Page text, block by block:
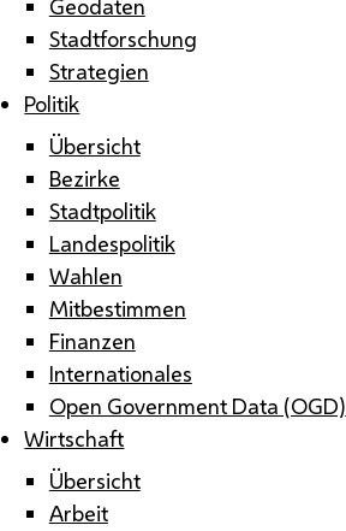
Stadtforschung
Strategien
Politik
Übersicht
Bezirke
Stadtpolitik
Landespolitik
Wahlen
Mitbestimmen
Finanzen
Internationales
Open Government Data (OGD)
Wirtschaft
Übersicht
Arbeit